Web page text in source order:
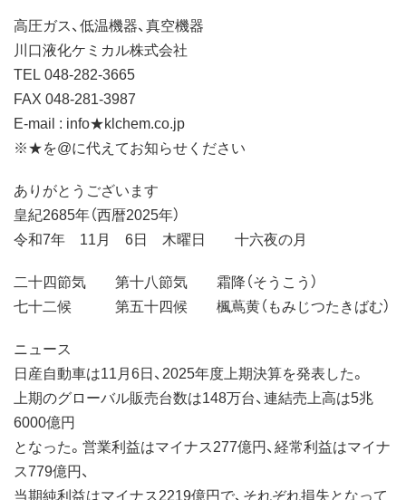
高圧ガス、低温機器、真空機器
川口液化ケミカル株式会社
TEL 048-282-3665
FAX 048-281-3987
E-mail : info★klchem.co.jp
※★を@に代えてお知らせください
ありがとうございます
皇紀2685年（西暦2025年）
令和7年 11月 6日 木曜日 十六夜の月
二十四節気 第十八節気 霜降（そうこう）
七十二候 第五十四候 楓蔦黄（もみじつたきばむ）
ニュース
日産自動車は11月6日、2025年度上期決算を発表した。
上期のグローバル販売台数は148万台、連結売上高は5兆
6000億円
となった。営業利益はマイナス277億円、経常利益はマイナ
ス779億円、
当期純利益はマイナス2219億円で、それぞれ損失となって